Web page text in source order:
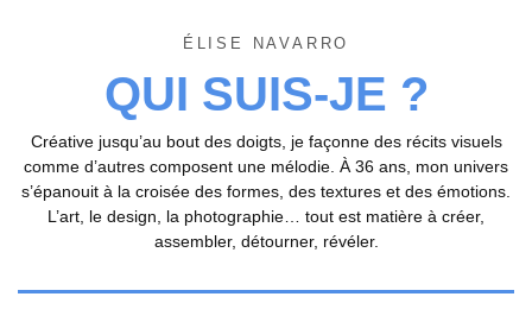
ÉLISE NAVARRO
QUI SUIS-JE ?
Créative jusqu’au bout des doigts, je façonne des récits visuels
comme d’autres composent une mélodie. À 36 ans, mon univers
s’épanouit à la croisée des formes, des textures et des émotions.
L’art, le design, la photographie… tout est matière à créer,
assembler, détourner, révéler.